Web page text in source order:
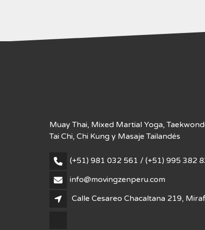
Muay Thai, Mixed Martial Yoga,
Tai Chi, Chi Kung y Masaje Tailandés
(+51) 981 032 561 / (+51) 995 382
info@movingzenperu.com
Calle Cesareo Chacaltana 219,